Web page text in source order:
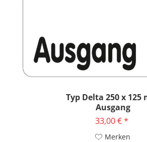
Typ Delta 250 x 125
Ausgang
33,00 € *
Merken